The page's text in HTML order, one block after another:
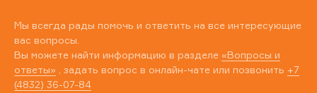
Мы всегда рады помочь и ответить на все интересующие
вас вопросы.
Вы можете найти информацию в разделе «Вопросы и
ответы» , задать вопрос в онлайн-чате или позвонить +7
(4832) 36-07-84